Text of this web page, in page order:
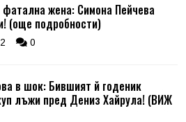
жена: Симона Пейчева
(още подробности)
0
в шок: Бившият й годеник
лъжи пред Дениз Хайрула! (ВИЖ